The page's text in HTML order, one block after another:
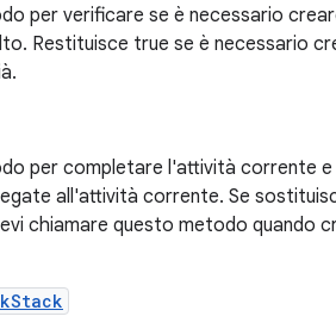
per verificare se è necessario
Restituisce true se è necessario
per completare l'attività corrente
all'attività corrente. Se
chiamare questo metodo quando